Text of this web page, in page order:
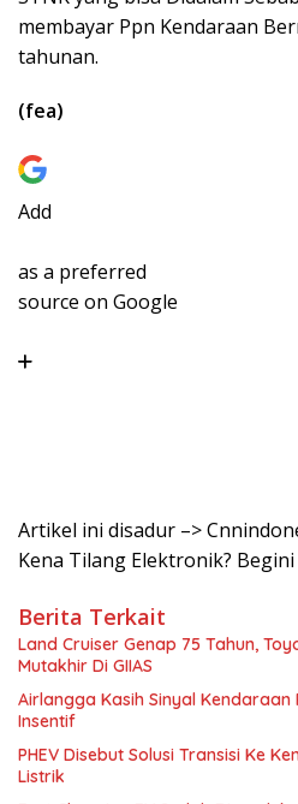
membayar Ppn Kendaraan
tahunan.
(fea)
Add
as a preferred
source on Google
Artikel ini disadur –>
Kena Tilang Elektronik? Begini
Berita Terkait
Land Cruiser Genap 75 Tahun,
Mutakhir Di GIIAS
Airlangga Kasih Sinyal
Insentif
PHEV Disebut Solusi Transisi Ke
Listrik